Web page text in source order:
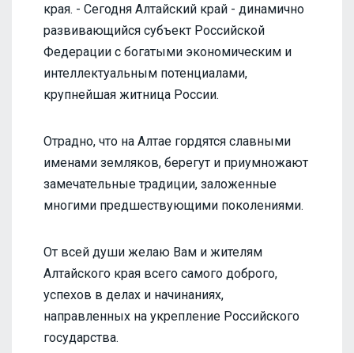
края. - Сегодня Алтайский край - динамично
развивающийся субъект Российской
Федерации с богатыми экономическим и
интеллектуальным потенциалами,
крупнейшая житница России.
Отрадно, что на Алтае гордятся славными
именами земляков, берегут и приумножают
замечательные традиции, заложенные
многими предшествующими поколениями.
От всей души желаю Вам и жителям
Алтайского края всего самого доброго,
успехов в делах и начинаниях,
направленных на укрепление Российского
государства.